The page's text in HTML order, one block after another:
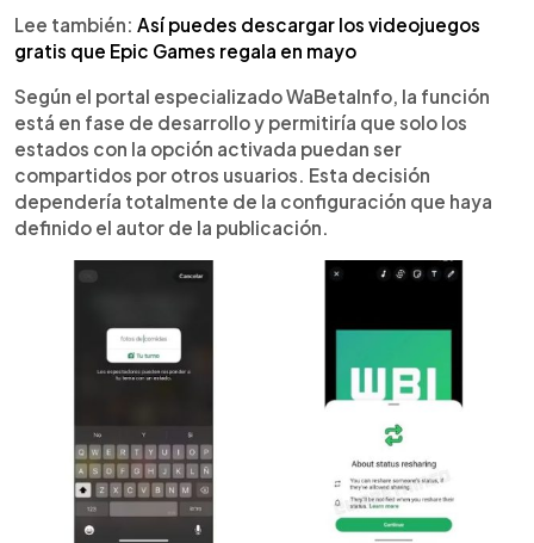
Lee también: Así puedes descargar los videojuegos
gratis que Epic Games regala en mayo
Según el portal especializado WaBetaInfo, la función
está en fase de desarrollo y permitiría que solo los
estados con la opción activada puedan ser
compartidos por otros usuarios. Esta decisión
dependería totalmente de la configuración que haya
definido el autor de la publicación.